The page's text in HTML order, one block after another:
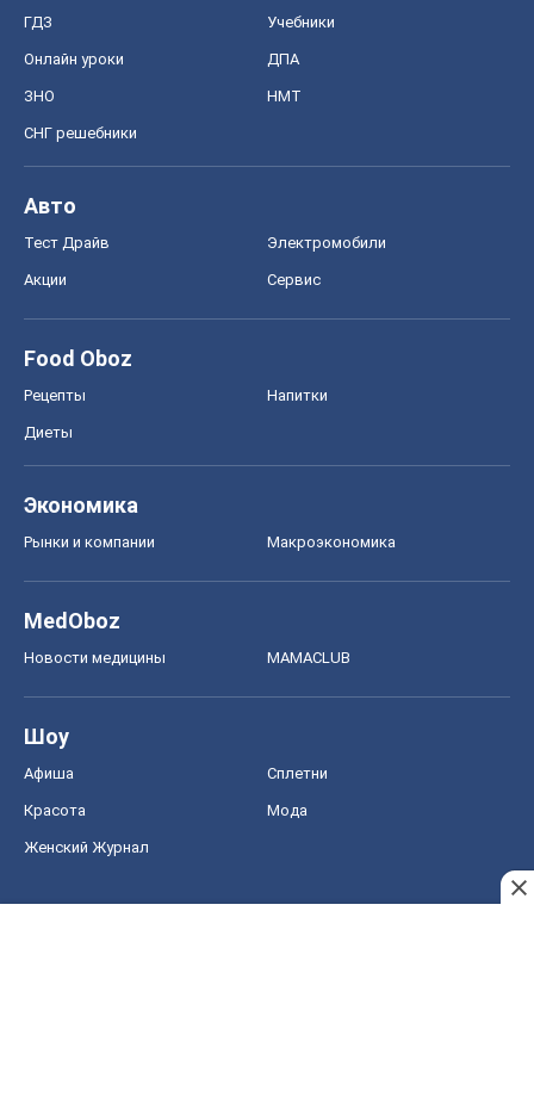
ГДЗ Учебники
Онлайн уроки ДПА
ЗНО НМТ
СНГ решебники
Авто
Тест Драйв Электромобили
Акции Сервис
Food Oboz
Рецепты Напитки
Диеты
Экономика
Рынки и компании Mакроэкономика
MedOboz
Новости медицины MAMACLUB
Шоу
Афиша Сплетни
Красота Мода
Женский Журнал